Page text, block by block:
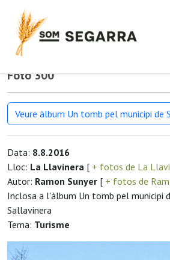
Foto 300
Veure àlbum Un tomb pel municipi de
Data: 8.8.2016
Lloc: La Llavinera [ + fotos de La
Autor: Ramon Sunyer [ + fotos de
Inclosa a l'àlbum Un tomb pel municipi
Sallavinera
Tema: Turisme